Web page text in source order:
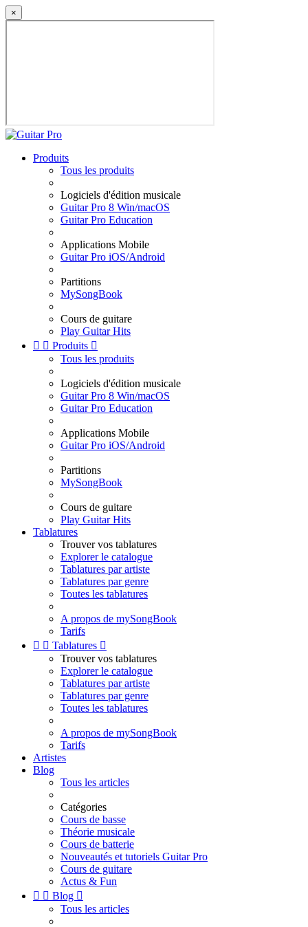
×
Produits
Tous les produits
Logiciels d'édition musicale
Guitar Pro 8 Win/macOS
Guitar Pro Education
Applications Mobile
Guitar Pro iOS/Android
Partitions
MySongBook
Cours de guitare
Play Guitar Hits
  Produits 
Tous les produits
Logiciels d'édition musicale
Guitar Pro 8 Win/macOS
Guitar Pro Education
Applications Mobile
Guitar Pro iOS/Android
Partitions
MySongBook
Cours de guitare
Play Guitar Hits
Tablatures
Trouver vos tablatures
Explorer le catalogue
Tablatures par artiste
Tablatures par genre
Toutes les tablatures
A propos de mySongBook
Tarifs
  Tablatures 
Trouver vos tablatures
Explorer le catalogue
Tablatures par artiste
Tablatures par genre
Toutes les tablatures
A propos de mySongBook
Tarifs
Artistes
Blog
Tous les articles
Catégories
Cours de basse
Théorie musicale
Cours de batterie
Nouveautés et tutoriels Guitar Pro
Cours de guitare
Actus & Fun
  Blog 
Tous les articles